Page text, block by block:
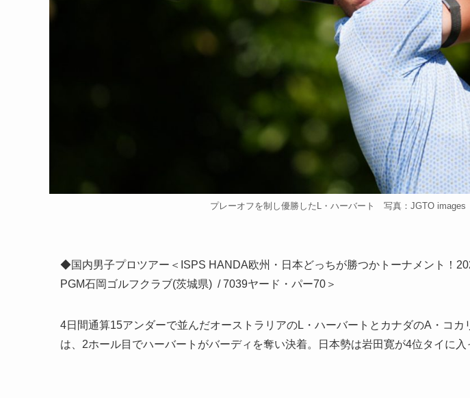
プレーオフを制し優勝したL・ハーバート 写真：JGTO images
◆国内男子プロツアー＜ISPS HANDA欧州・日本どっちが勝つかトーナメント
PGM石岡ゴルフクラブ(茨城県) / 7039ヤード・パー70＞
4日間通算15アンダーで並んだオーストラリアのL・ハーバートとカナダのA・コカ
は、2ホール目でハーバートがバーディを奪い決着。日本勢は岩田寛が4位タイに入